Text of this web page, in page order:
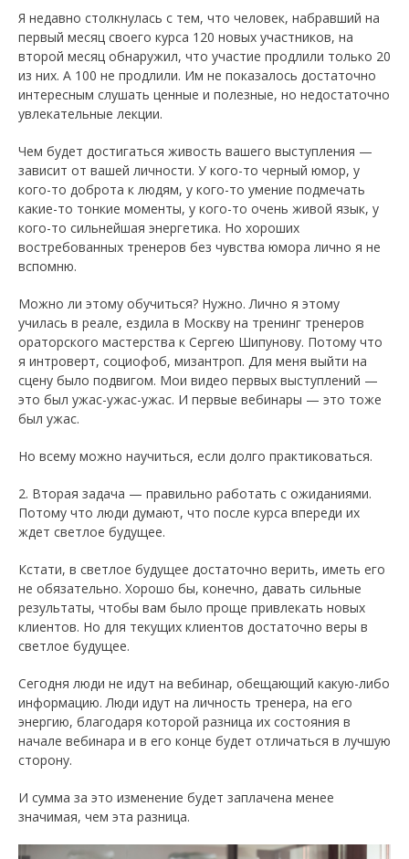
Я недавно столкнулась с тем, что человек, набравший на
первый месяц своего курса 120 новых участников, на
второй месяц обнаружил, что участие продлили только 20
из них. А 100 не продлили. Им не показалось достаточно
интересным слушать ценные и полезные, но недостаточно
увлекательные лекции.
Чем будет достигаться живость вашего выступления —
зависит от вашей личности. У кого-то черный юмор, у
кого-то доброта к людям, у кого-то умение подмечать
какие-то тонкие моменты, у кого-то очень живой язык, у
кого-то сильнейшая энергетика. Но хороших
востребованных тренеров без чувства юмора лично я не
вспомню.
Можно ли этому обучиться? Нужно. Лично я этому
училась в реале, ездила в Москву на тренинг тренеров
ораторского мастерства к Сергею Шипунову. Потому что
я интроверт, социофоб, мизантроп. Для меня выйти на
сцену было подвигом. Мои видео первых выступлений —
это был ужас-ужас-ужас. И первые вебинары — это тоже
был ужас.
Но всему можно научиться, если долго практиковаться.
2. Вторая задача — правильно работать с ожиданиями.
Потому что люди думают, что после курса впереди их
ждет светлое будущее.
Кстати, в светлое будущее достаточно верить, иметь его
не обязательно. Хорошо бы, конечно, давать сильные
результаты, чтобы вам было проще привлекать новых
клиентов. Но для текущих клиентов достаточно веры в
светлое будущее.
Сегодня люди не идут на вебинар, обещающий какую-либо
информацию. Люди идут на личность тренера, на его
энергию, благодаря которой разница их состояния в
начале вебинара и в его конце будет отличаться в лучшую
сторону.
И сумма за это изменение будет заплачена менее
значимая, чем эта разница.